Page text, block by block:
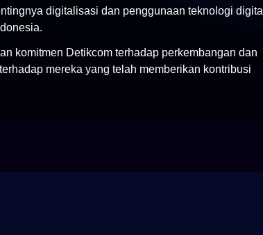
digitalisasi dan penggunaan teknologi digital
komitmen Detikcom terhadap perkembangan dan
mereka yang telah memberikan kontribusi